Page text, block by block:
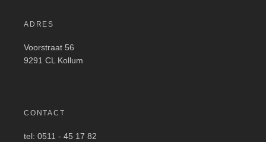
ADRES
Voorstraat 56
9291 CL Kollum
CONTACT
tel: 0511 - 45 17 82